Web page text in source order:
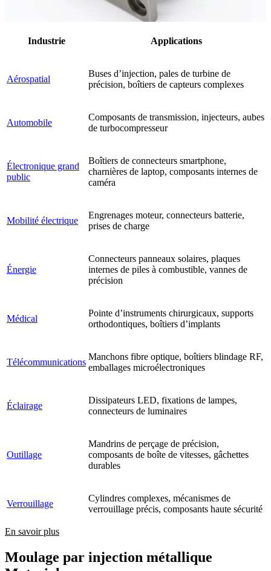
Industrie Applications
Aérospatial
Buses d’injection, pales de turbine de
précision, boîtiers de capteurs complexes
Automobile
Composants de transmission, injecteurs, aubes
de turbocompresseur
Électronique grand
public
Boîtiers de connecteurs smartphone,
charnières de laptop, composants internes de
caméra
Mobilité électrique
Engrenages moteur, connecteurs batterie,
prises de charge
Énergie
Connecteurs panneaux solaires, plaques
internes de piles à combustible, vannes de
précision
Médical
Pointe d’instruments chirurgicaux, supports
orthodontiques, boîtiers d’implants
Télécommunications
Manchons fibre optique, boîtiers blindage RF,
emballages microélectroniques
Éclairage
Dissipateurs LED, fixations de lampes,
connecteurs de luminaires
Outillage
Mandrins de perçage de précision,
composants de boîte de vitesses, gâchettes
durables
Verrouillage
Cylindres complexes, mécanismes de
verrouillage précis, composants haute sécurité
En savoir plus
Moulage par injection métallique